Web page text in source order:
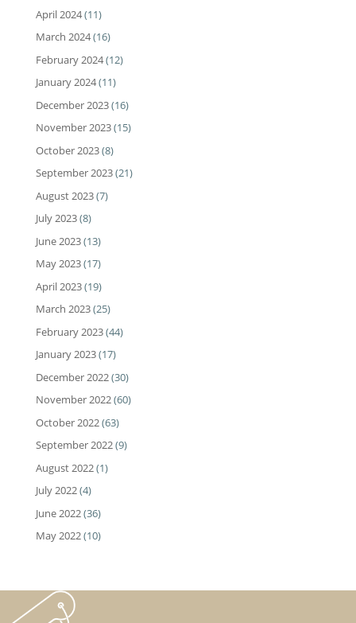
April 2024(11)
March 2024(16)
February 2024(12)
January 2024(11)
December 2023(16)
November 2023(15)
October 2023(8)
September 2023(21)
August 2023(7)
July 2023(8)
June 2023(13)
May 2023(17)
April 2023(19)
March 2023(25)
February 2023(44)
January 2023(17)
December 2022(30)
November 2022(60)
October 2022(63)
September 2022(9)
August 2022(1)
July 2022(4)
June 2022(36)
May 2022(10)